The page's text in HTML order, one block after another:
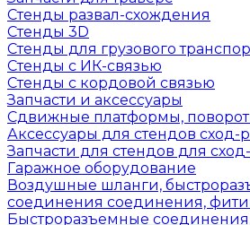
Стенды развал-схождения
Стенды 3D
Стенды для грузового
Стенды с ИК-связью
Стенды с кордовой связью
Запчасти и аксессуары
Сдвижные платформы,
Аксессуары для стендов сход-
Запчасти для стендов для
Гаражное оборудование
Воздушные шланги,
соединения соединения,
Быстроразъемные